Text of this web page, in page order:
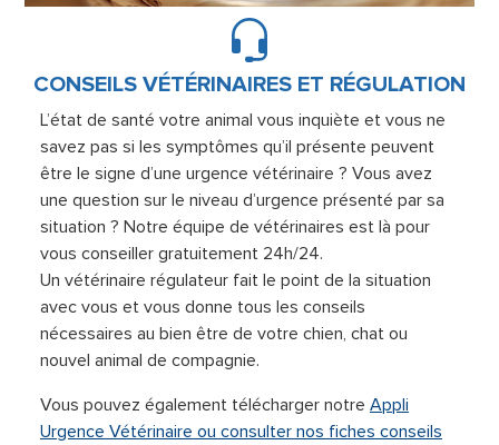
CONSEILS VÉTÉRINAIRES ET RÉGULATION
L’état de santé votre animal vous inquiète et vous ne
savez pas si les symptômes qu’il présente peuvent
être le signe d’une urgence vétérinaire ? Vous avez
une question sur le niveau d’urgence présenté par sa
situation ? Notre équipe de vétérinaires est là pour
vous conseiller gratuitement 24h/24.
Un vétérinaire régulateur fait le point de la situation
avec vous et vous donne tous les conseils
nécessaires au bien être de votre chien, chat ou
nouvel animal de compagnie.
Vous pouvez également télécharger notre Appli
Urgence Vétérinaire ou consulter nos fiches conseils